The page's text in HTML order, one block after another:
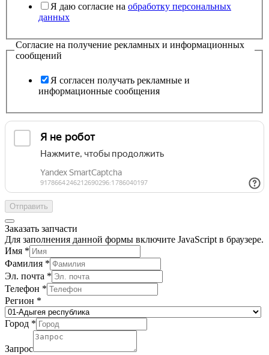
Я даю согласие на обработку персональных
данных
Согласие на получение рекламных и информационных
сообщений
Я согласен получать рекламные и
информационные сообщения
Отправить
Заказать запчасти
Для заполнения данной формы включите JavaScript в браузере.
Имя *
Фамилия *
Эл. почта *
Телефон *
Регион *
Город *
Запрос